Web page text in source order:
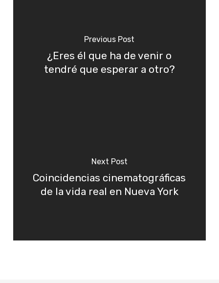
Previous Post
¿Eres él que ha de venir o
tendré que esperar a otro?
Next Post
Coincidencias cinematográficas
de la vida real en Nueva York